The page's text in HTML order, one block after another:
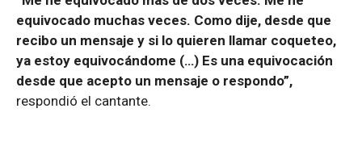
equivocado muchas veces. Como dije, desde que
recibo un mensaje y si lo quieren llamar coqueteo,
ya estoy equivocándome (…) Es una equivocación
desde que acepto un mensaje o respondo”,
respondió el cantante.